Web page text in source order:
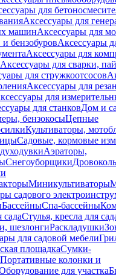
для
Аксессуары для
машинАксессуары для
бензобуровАксессуары
Аксессуары для
Аксессуары для сварки,
для стружкоотсосов
Аксессуары для
для
для станковДом и
бензокосыЦепные
Культиваторы,
Садовые, кормовые
Аэраторы,
Снегоуборщики
Миникультиваторы
садового
БассейныСпа-бассейны
Стулья, кресла для
шезлонгиРаскладушки
для садовой мебели
площадкаСумки-
Портативные колонки и
для участка